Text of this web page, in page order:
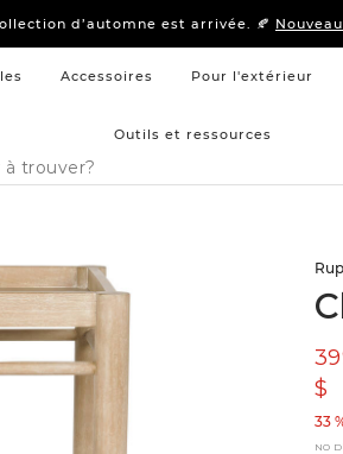
d’automne est arrivée. 🍂
–Literieetmobilier de chambre à
d’automne est arrivée. 🍂
Accessoires Pour l'extérieur
Outils et ressources
$
33
NO